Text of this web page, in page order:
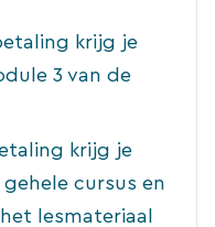
krijg je
3 van de
krijg je
cursus en
lesmateriaal